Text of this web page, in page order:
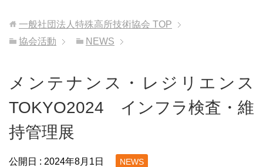
一般社団法人特殊高所技術協会 TOP
協会活動
NEWS
メンテナンス・レジリエンス
TOKYO2024 インフラ検査・維
持管理展
公開日 : 2024年8月1日 NEWS